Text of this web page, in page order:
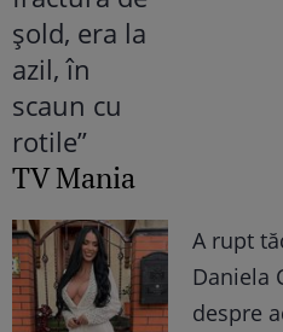
TV Mania
A rupt
Daniela
despre